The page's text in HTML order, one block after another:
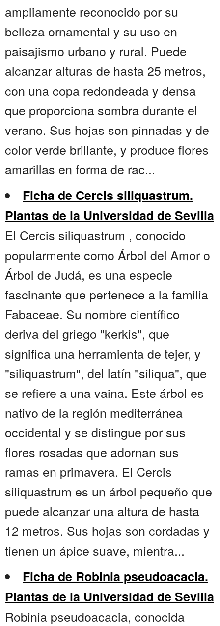
ampliamente reconocido por su
belleza ornamental y su uso en
paisajismo urbano y rural. Puede
alcanzar alturas de hasta 25 metros,
con una copa redondeada y densa
que proporciona sombra durante el
verano. Sus hojas son pinnadas y de
color verde brillante, y produce flores
amarillas en forma de rac...
Ficha de Cercis siliquastrum.
Plantas de la Universidad de Sevilla
El Cercis siliquastrum , conocido
popularmente como Árbol del Amor o
Árbol de Judá, es una especie
fascinante que pertenece a la familia
Fabaceae. Su nombre científico
deriva del griego "kerkis", que
significa una herramienta de tejer, y
"siliquastrum", del latín "siliqua", que
se refiere a una vaina. Este árbol es
nativo de la región mediterránea
occidental y se distingue por sus
flores rosadas que adornan sus
ramas en primavera. El Cercis
siliquastrum es un árbol pequeño que
puede alcanzar una altura de hasta
12 metros. Sus hojas son cordadas y
tienen un ápice suave, mientra...
Ficha de Robinia pseudoacacia.
Plantas de la Universidad de Sevilla
Robinia pseudoacacia, conocida